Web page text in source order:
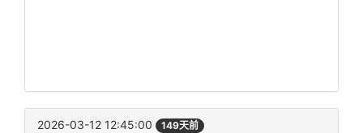
2026-03-12 12:45:00 149天前